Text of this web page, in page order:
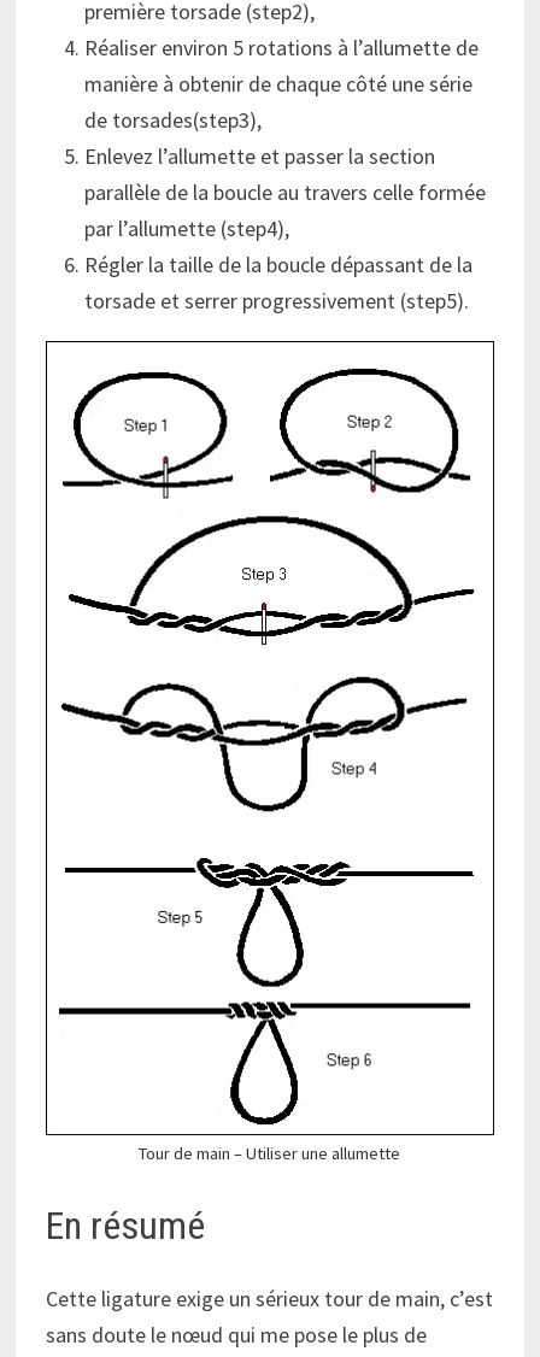
première torsade (step2),
Réaliser environ 5 rotations à l’allumette de
manière à obtenir de chaque côté une série
de torsades(step3),
Enlevez l’allumette et passer la section
parallèle de la boucle au travers celle formée
par l’allumette (step4),
Régler la taille de la boucle dépassant de la
torsade et serrer progressivement (step5).
Tour de main – Utiliser une allumette
En résumé
Cette ligature exige un sérieux tour de main, c’est
sans doute le nœud qui me pose le plus de